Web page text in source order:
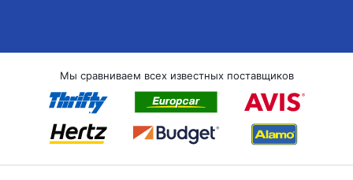
Мы сравниваем всех известных поставщиков